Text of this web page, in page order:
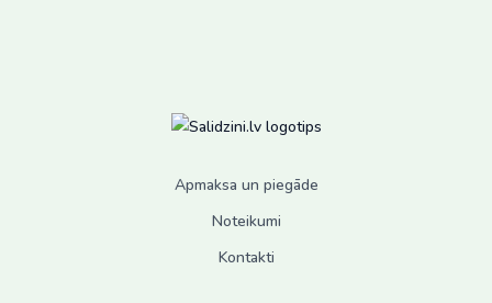
Apmaksa un piegāde
Noteikumi
Kontakti